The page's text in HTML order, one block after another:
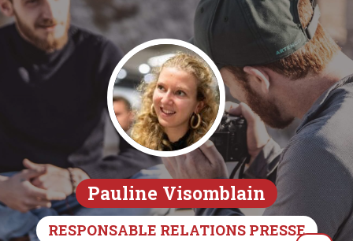
Pauline Visomblain
RESPONSABLE RELATIONS PRESSE